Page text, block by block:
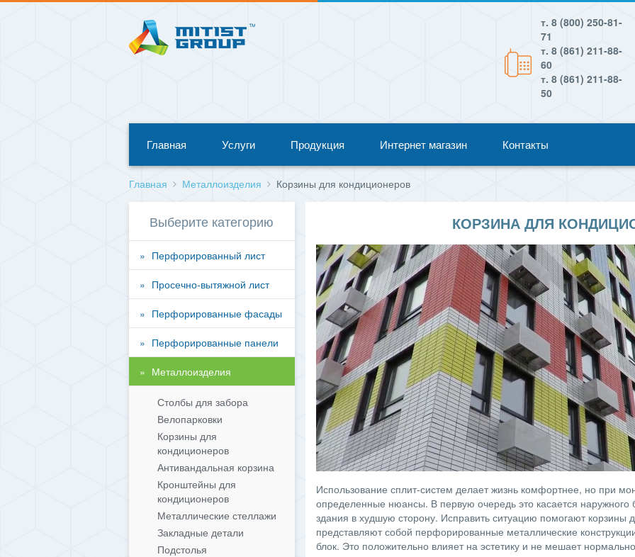
т. 8 (800) 250-81-
71
т. 8 (861) 211-88-
60
т. 8 (861) 211-88-
50
Главная Услуги Продукция Интернет магазин Контакты
Главная Металлоизделия Корзины для кондиционеров
КОРЗИНА ДЛЯ
Использование сплит-систем делает жизнь комфортнее, но при
определенные нюансы. В первую очередь это касается наружного
здания в худшую сторону. Исправить ситуацию помогают корзины
представляют собой перфорированные металлические
блок. Это положительно влияет на эстетику и не мешает
Выберите категорию
Перфорированный лист
Просечно-вытяжной лист
Перфорированные фасады
Перфорированные панели
Металлоизделия
Столбы для забора
Велопарковки
Корзины для
кондиционеров
Антивандальная корзина
Кронштейны для
кондиционеров
Металлические стеллажи
Закладные детали
Подстолья